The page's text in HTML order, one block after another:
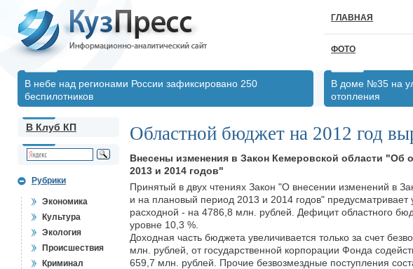
ГЛАВНАЯ
ФОТО
В небе над регионами России зафиксировано 250
беспилотников
В доме №35 на
отопления
В Клуб КП
Рубрики
Экономика
Культура
Экология
Происшествия
Криминал
Областной бюджет на 2012 год
Внесены изменения в Закон Кемеровской области "Об
2013 и 2014 годов"
Принятый в двух чтениях Закон "О внесении изменений в
и на плановый период 2013 и 2014 годов"
расходной - на 4786,8 млн. рублей. Дефицит областного
уровне 10,3 %.
Доходная часть бюджета увеличивается только за счет
млн. рублей, от государственной корпорации Фонда
659,7 млн. рублей. Прочие безвозмездные поступления